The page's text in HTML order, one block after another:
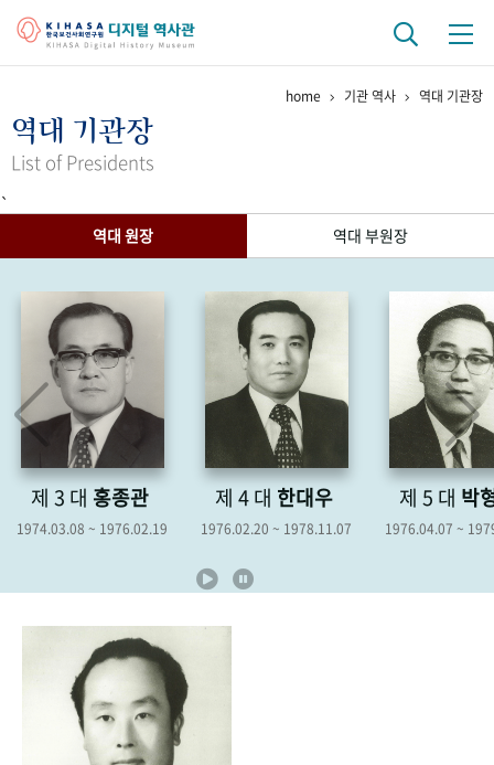
걸어온 길 기관 변천사
연구 역사
정책과 연구 키워드로 보는 연구 역사
연구자들
기록물 아카이브
사진 아카이브 문서 기록물 행정박물 영상 기록물
50+1주년 기념
성과 50선 숫자로 보는 50년 50 +1주년 광장
세계와 함께 한 KIHASA
home 기관 역사 역대 기관장
역대 기관장
List of Presidents
`
역대 원장
역대 부원장
홍종관
~ 1976.02.19
한대우
1976.02.20 ~ 1978.11.07
박형종
1976.04.07 ~ 1979.04.06